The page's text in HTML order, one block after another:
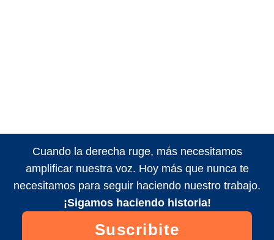
Cuando la derecha ruge, más necesitamos
amplificar nuestra voz. Hoy más que nunca te
necesitamos para seguir haciendo nuestro trabajo.
¡Sigamos haciendo historia!
Suscribite